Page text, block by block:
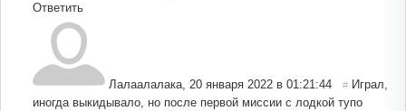
Ответить
Лалаалалака, 20 января 2022 в 01:21:44 # Играл,
иногда выкидывало, но после первой миссии с лодкой тупо